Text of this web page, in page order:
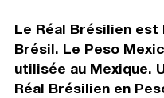
Le Réal Brésilien
Brésil. Le Peso
utilisée au Mexique.
Réal Brésilien en